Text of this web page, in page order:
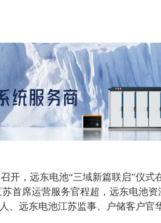
开，远东电池“三域新篇联启”仪
席运营服务官程超，远东电池
、远东电池江苏监事、户储客户官